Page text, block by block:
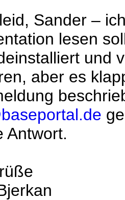
Sander –
lesen
und
aber es
Antwort.